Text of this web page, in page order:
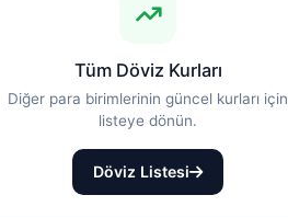
Tüm Döviz Kurları
Diğer para birimlerinin güncel kurları için
listeye dönün.
Döviz Listesi